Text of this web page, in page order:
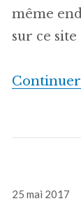
même
sur ce
Publié
25 mai 2017